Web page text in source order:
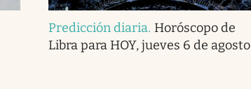
Predicción diaria. Horóscopo de
Libra para HOY, jueves 6 de agosto